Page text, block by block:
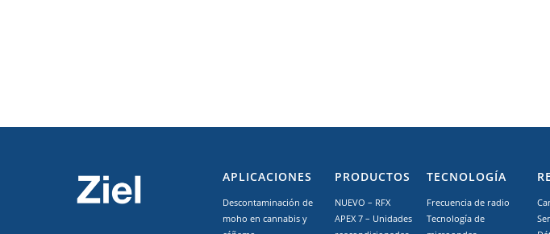
APLICACIONES
Descontaminación de
moho en cannabis y
PRODUCTOS
NUEVO – RFX
APEX 7 – Unidades
TECNOLOGÍA
Frecuencia de radio
Tecnología de